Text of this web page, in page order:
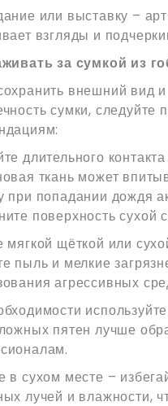
или выставку –
взгляды и
за сумкой из
внешний вид и
сумки, следуйте
длительного
ткань может
при попадании дождя
поверхность сухой
мягкой щёткой или
пыль и мелкие
агрессивных
пятен лучше
в сухом месте –
лучей и влажности,